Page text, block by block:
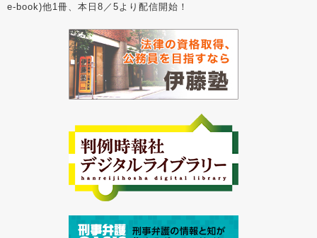
e-book)他1冊、本日8／5より配信開始！